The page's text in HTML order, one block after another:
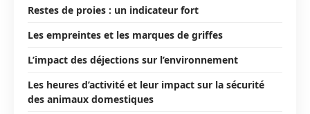
Restes de proies : un indicateur fort
Les empreintes et les marques de griffes
L’impact des déjections sur l’environnement
Les heures d’activité et leur impact sur la sécurité
des animaux domestiques